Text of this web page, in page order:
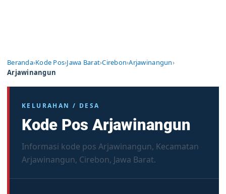
Beranda›Kode Pos›Jawa Barat›Cirebon›Arjawinangun›
Arjawinangun
KELURAHAN / DESA
Kode Pos Arjawinangun
Informasi kode pos Arjawinangun, Kecamatan
Arjawinangun, Cirebon, Jawa Barat.